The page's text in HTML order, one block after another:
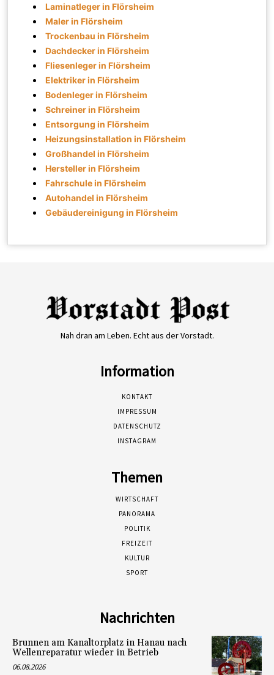
Laminatleger in Flörsheim
Maler in Flörsheim
Trockenbau in Flörsheim
Dachdecker in Flörsheim
Fliesenleger in Flörsheim
Elektriker in Flörsheim
Bodenleger in Flörsheim
Schreiner in Flörsheim
Entsorgung in Flörsheim
Heizungsinstallation in Flörsheim
Großhandel in Flörsheim
Hersteller in Flörsheim
Fahrschule in Flörsheim
Autohandel in Flörsheim
Gebäudereinigung in Flörsheim
Nah dran am Leben. Echt aus der Vorstadt.
Information
KONTAKT
IMPRESSUM
DATENSCHUTZ
INSTAGRAM
Themen
WIRTSCHAFT
PANORAMA
POLITIK
FREIZEIT
KULTUR
SPORT
Nachrichten
Brunnen am Kanaltorplatz in Hanau nach
Wellenreparatur wieder in Betrieb
06.08.2026